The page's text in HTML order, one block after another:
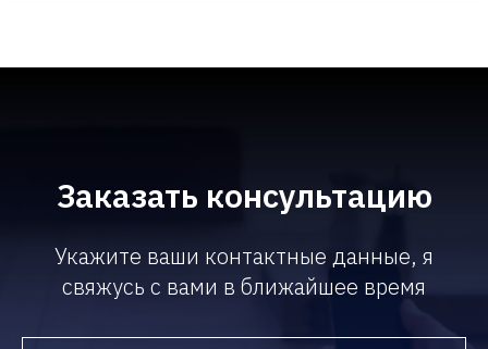
Заказать консультацию
Укажите ваши контактные данные, я
свяжусь с вами в ближайшее время